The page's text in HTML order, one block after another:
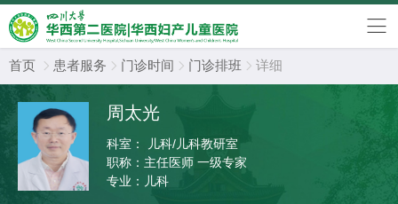
首页  患者服务  门诊时间  门诊排班  详细
周太光
科室：
儿科/儿科教研室
职称： 主任医师 一级专家
专业： 儿科